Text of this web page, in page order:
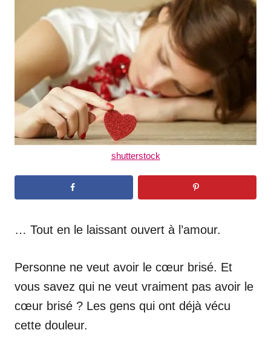
n
shutterstock
… Tout en le laissant ouvert à l’amour.
Personne ne veut avoir le cœur brisé. Et
vous savez qui ne veut vraiment pas avoir le
cœur brisé ? Les gens qui ont déjà vécu
cette douleur.